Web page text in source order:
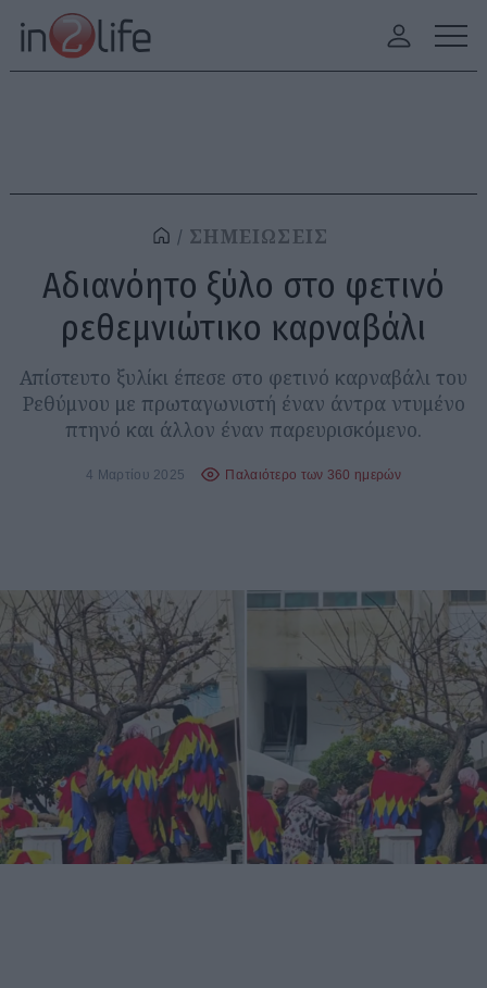
ΣΗΜΕΙΩΣΕΙΣ
Αδιανόητο ξύλο στο φετινό
ρεθεμνιώτικο καρναβάλι
Απίστευτο ξυλίκι έπεσε στο φετινό καρναβάλι του
Ρεθύμνου με πρωταγωνιστή έναν άντρα ντυμένο
πτηνό και άλλον έναν παρευρισκόμενο.
4 Μαρτίου 2025 Παλαιότερο των 360 ημερών